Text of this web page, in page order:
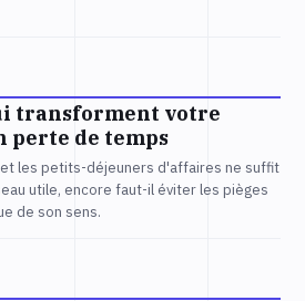
transforment votre
de temps
les petits-déjeuners d'affaires ne suffit
utile, encore faut-il éviter les pièges
de son sens.